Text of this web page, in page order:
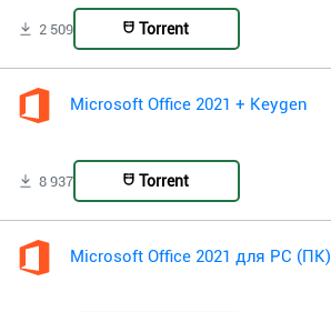
2 509 Torrent
Microsoft Office 2021 + Keygen
8 937 Torrent
Microsoft Office 2021 для PC (ПК)